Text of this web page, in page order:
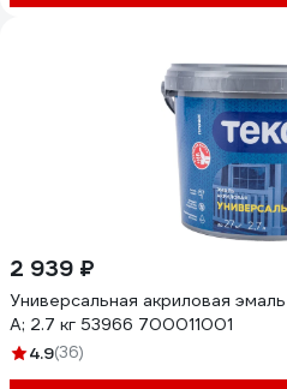
2 939 ₽
Универсальная акриловая
A; 2.7 кг 53966 700011001
4.9(36)